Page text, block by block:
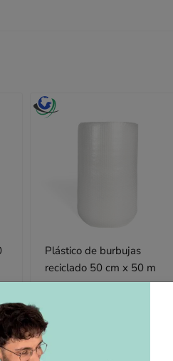
Plástico de burbujas
reciclado 50 cm x 50 m
16,10 €
sin IVA